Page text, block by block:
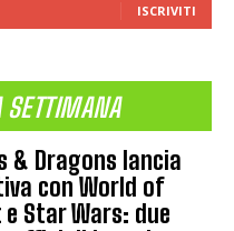
ISCRIVITI
SETTIMANA
& Dragons lancia
con World of
Star Wars: due